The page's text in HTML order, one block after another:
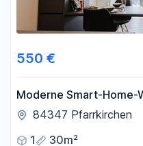
550 €
Moderne Smart-Home-
1 oder 2 Zimmer
84347 Pfarrkirchen
1
30m²